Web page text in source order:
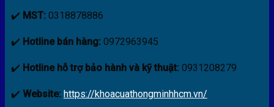
✔️ MST:0318878886
✔️ Hotline bán hàng:0972963945
✔️ Hotline hỗ trợ bảo hành và kỹ thuật:0931208279
✔️ Website: https://khoacuathongminhhcm.vn/